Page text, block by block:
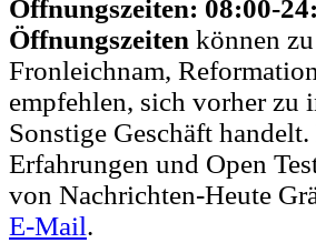
Öffnungszeiten: 08:00-
Öffnungszeiten können
Fronleichnam,
empfehlen, sich vorher zu
Sonstige Geschäft
Erfahrungen und Open
von Nachrichten-Heute
E-Mail.